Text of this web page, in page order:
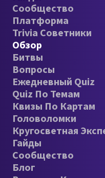
Сообщество
Платформа
Trivia Советники
Обзор
Битвы
Вопросы
Ежедневный Quiz
Quiz По Темам
Квизы По Картам
Головоломки
Кругосветная
Гайды
Сообщество
Блог